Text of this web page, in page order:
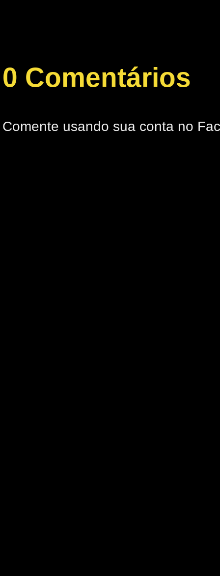
0 Comentários
Comente usando sua conta no